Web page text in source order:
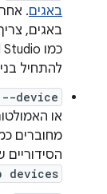
באגים.
באגים,
להתחיל
--device
או
מחוברים
devices